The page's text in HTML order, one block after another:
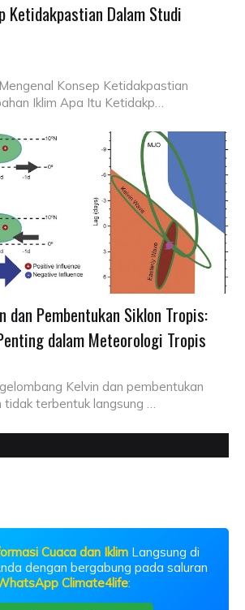
Ketidakpastian Dalam Studi
Konsep Ketidakpastian
Iklim Apa Itu Ketidakp…
dan Pembentukan Siklon Tropis:
dalam Meteorologi Tropis
Kelvin dan pembentukan
tidak terbentuk langsung …
Cuaca dan Iklim Langsung di
dengan bergabung pada saluran
Climate4life: